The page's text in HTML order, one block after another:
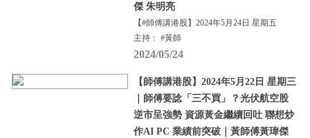
傑 朱明亮
【#師傅講港股】2024年5月24日 星期五
主持： #黃師
2024/05/24
【師傅講港股】2024年5月22日 星期三
｜師傅要諗「三不買」？光伏航空股
逆市呈強勢 資源黃金繼續回吐 聯想炒
作AI PC 業績前突破｜黃師傅黃瑋傑